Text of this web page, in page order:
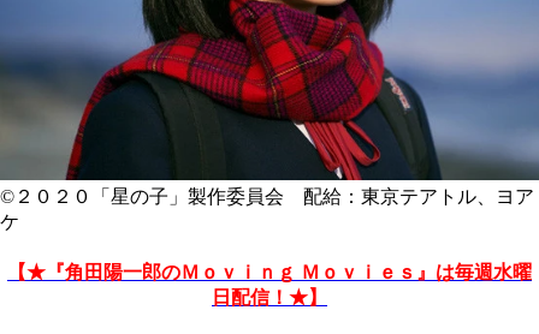
©２０２０「星の子」製作委員会 配給：東京テアトル、ヨア
ケ
【★『角田陽一郎のＭｏｖｉｎｇ Ｍｏｖｉｅｓ』は毎週水曜
日配信！★】